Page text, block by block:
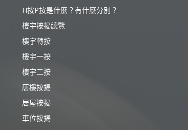
H按P按是什麼？有什麼分別？
樓宇按揭總覽
樓宇轉按
樓宇一按
樓宇二按
唐樓按揭
居屋按揭
車位按揭